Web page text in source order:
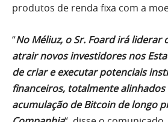
produtos de renda fixa com a
“No Méliuz, o Sr. Foard irá liderar
atrair novos investidores nos
de criar e executar potenciais
financeiros, totalmente
acumulação de Bitcoin de longo